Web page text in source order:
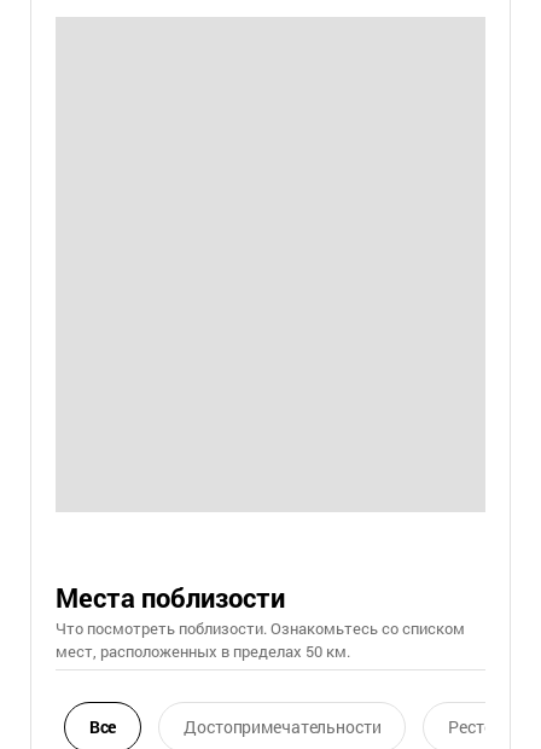
Места поблизости
Что посмотреть поблизости. Ознакомьтесь со списком
мест, расположенных в пределах 50 км.
Все Достопримечательности Ресторан